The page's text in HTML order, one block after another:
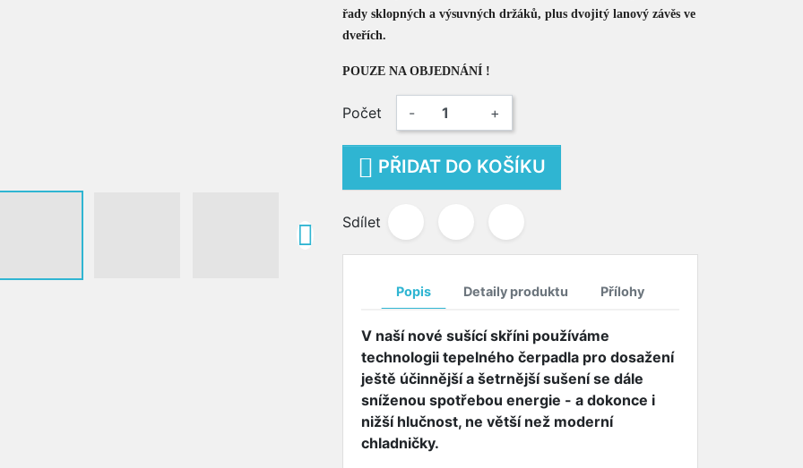

řady sklopných a výsuvných držáků, plus dvojitý lanový závěs ve
dveřích.
POUZE NA OBJEDNÁNÍ !
Počet - +
 PŘIDAT DO KOŠÍKU
Sdílet
Popis Detaily produktu Přílohy
V naší nové sušící skříni používáme
technologii tepelného čerpadla pro dosažení
ještě účinnější a šetrnější sušení se dále
sníženou spotřebou energie - a dokonce i
nižší hlučnost, ne větší než moderní
chladničky.